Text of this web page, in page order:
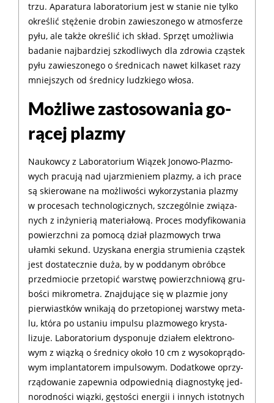
trzu. Apa­ra­tu­ra la­bo­ra­to­rium jest w sta­nie nie tyl­ko
okre­ślić stę­że­nie dro­bin za­wie­szo­ne­go w at­mos­fe­rze
py­łu, ale tak­że okre­ślić ich skład. Sprzęt umoż­li­wia
ba­da­nie naj­bar­dziej szko­dli­wych dla zdro­wia czą­stek
py­łu za­wie­szo­ne­go o śred­ni­cach na­wet kil­ka­set ra­zy
mniej­szych od śred­ni­cy ludz­kie­go wło­sa.
Moż­li­we za­sto­so­wa­nia go­
rą­cej pla­zmy
Nau­kow­cy z La­bo­ra­to­rium Wią­zek Jo­no­wo-Pla­zmo­
wych pra­cu­ją nad ujarz­mie­niem pla­zmy, a ich pra­ce
są skie­ro­wa­ne na moż­li­wo­ści wy­ko­rzy­sta­nia pla­zmy
w pro­cesach tech­no­lo­gicz­nych, szcze­gól­nie zwią­za­
nych z in­ży­nie­rią ma­te­ria­ło­wą. Pro­ces mo­dy­fi­ko­wa­nia
po­wierzch­ni za po­mo­cą dział pla­zmo­wych tr­wa
ułam­ki se­kund. Uzy­ska­na ener­gia stru­mie­nia czą­stek
jest do­sta­tecz­nie du­ża, by w pod­da­nym obrób­ce
przedmio­cie prze­to­pić war­stwę po­wierzch­niową gru­
bo­ści mi­kro­me­tra. Znaj­du­ją­ce się w pla­zmie jo­ny
pier­wiast­ków wni­ka­ją do prze­to­pio­nej war­stwy me­ta­
lu, któ­ra po usta­niu im­pul­su pla­zmo­we­go krysta­
lizuje. La­bo­ra­to­rium dys­po­nu­je dzia­łem elek­tro­no­
wym z wiąz­ką o śred­ni­cy oko­ło 10 cm z wy­so­ko­prą­do­
wym im­plan­ta­to­rem im­pul­so­wym. Do­dat­ko­we oprzy­
rzą­do­wa­nie za­pew­nia od­po­wied­nią dia­gno­sty­kę jed­
no­rod­no­ści wiąz­ki, gę­sto­ści ener­gii i in­nych istot­nych